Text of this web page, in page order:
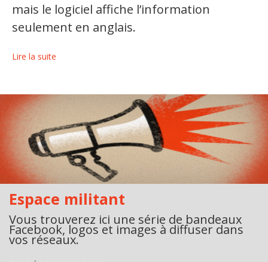
mais le logiciel affiche l’information
seulement en anglais.
Lire la suite
Espace militant
Vous trouverez ici une série de bandeaux
Facebook, logos et images à diffuser dans
vos réseaux.